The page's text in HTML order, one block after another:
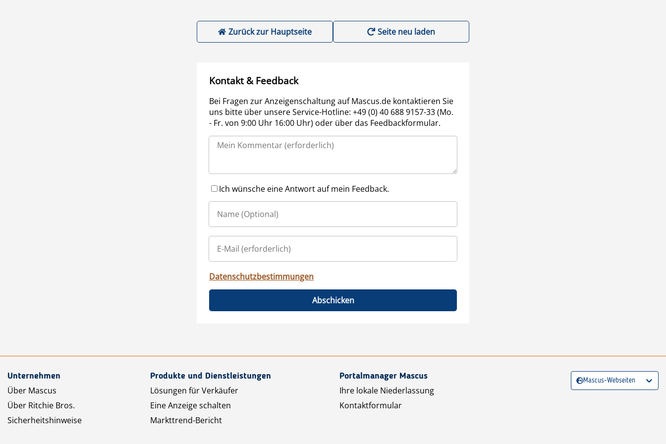
Zurück zur Hauptseite Seite neu laden
Kontakt & Feedback
Bei Fragen zur Anzeigenschaltung auf Mascus.de kontaktieren Sie
uns bitte über unsere Service-Hotline: +49 (0) 40 688 9157-33 (Mo.
- Fr. von 9:00 Uhr 16:00 Uhr) oder über das Feedbackformular.
Ich wünsche eine Antwort auf mein Feedback.
Datenschutzbestimmungen
Abschicken
Unternehmen
Über Mascus
Über Ritchie Bros.
Sicherheitshinweise
Produkte und Dienstleistungen
Lösungen für Verkäufer
Eine Anzeige schalten
Markttrend-Bericht
Portalmanager Mascus
Ihre lokale Niederlassung
Kontaktformular
Mascus-Webseiten